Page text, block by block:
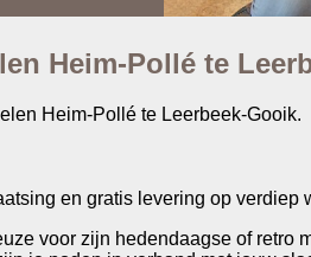
Heim-Pollé te
Heim-Pollé te Leerbeek-Gooik.
en gratis levering op verdiep
voor zijn hedendaagse of retro